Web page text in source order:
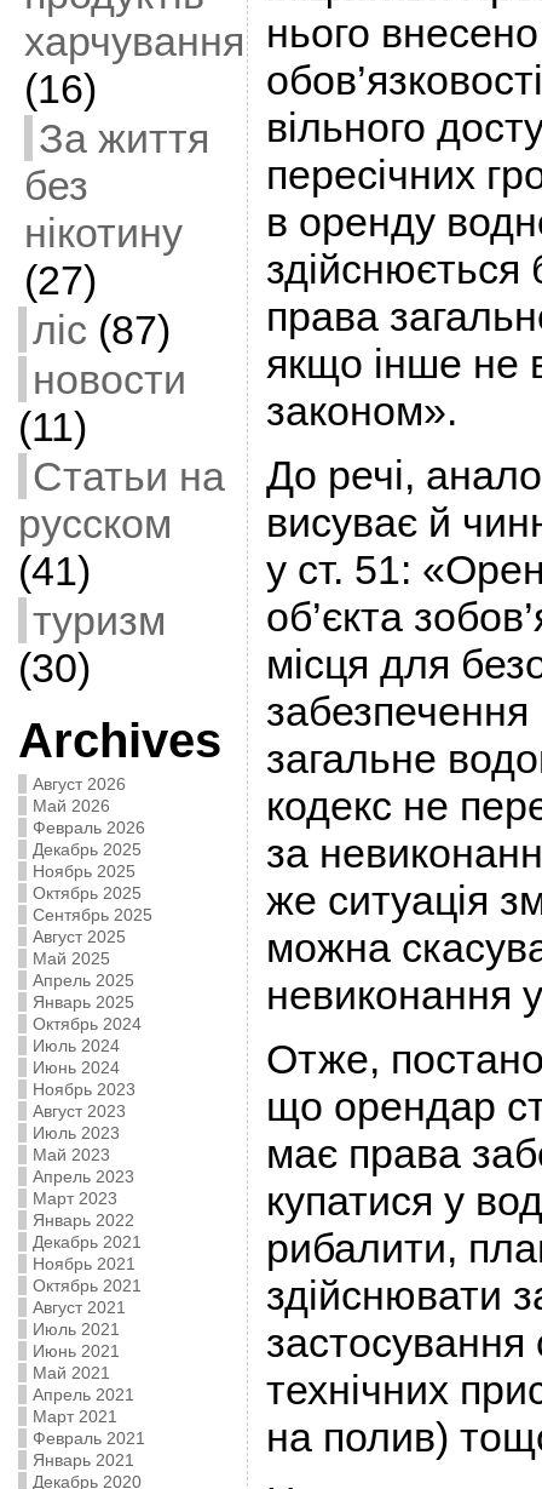
харчування
(16)
За життя
без
нікотину
(27)
ліс (87)
новости
(11)
Статьи на
русском
(41)
туризм
(30)
Archives
Август 2026
Май 2026
Февраль 2026
Декабрь 2025
Ноябрь 2025
Октябрь 2025
Сентябрь 2025
Август 2025
Май 2025
Апрель 2025
Январь 2025
Октябрь 2024
Июль 2024
Июнь 2024
Ноябрь 2023
Август 2023
Июль 2023
Май 2023
Апрель 2023
Март 2023
Январь 2022
Декабрь 2021
Ноябрь 2021
Октябрь 2021
Август 2021
Июль 2021
Июнь 2021
Май 2021
Апрель 2021
Март 2021
Февраль 2021
Январь 2021
Декабрь 2020
нього
вільного
пересічних
в оренду
права
якщо інше не
законом».
До речі,
висуває й
у ст. 51:
об’єкта
місця для
загальне
кодекс не
за
же ситуація
можна
невиконання
Отже,
що орендар
має права
купатися у
рибалити,
здійснювати
технічних
на полив)